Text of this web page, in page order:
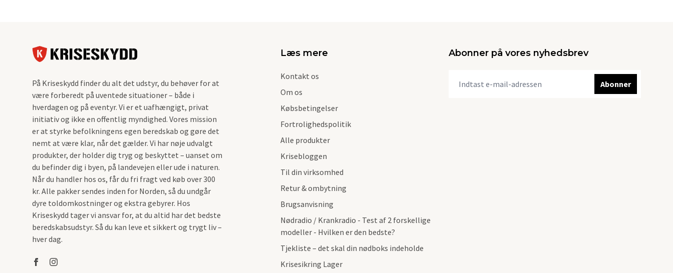
På Kriseskydd finder du alt det udstyr, du behøver for at
være forberedt på uventede situationer – både i
hverdagen og på eventyr. Vi er et uafhængigt, privat
initiativ og ikke en offentlig myndighed. Vores mission
er at styrke befolkningens egen beredskab og gøre det
nemt at være klar, når det gælder. Vi har nøje udvalgt
produkter, der holder dig tryg og beskyttet – uanset om
du befinder dig i byen, på landevejen eller ude i naturen.
Når du handler hos os, får du fri fragt ved køb over 300
kr. Alle pakker sendes inden for Norden, så du undgår
dyre toldomkostninger og ekstra gebyrer. Hos
Kriseskydd tager vi ansvar for, at du altid har det bedste
beredskabsudstyr. Så du kan leve et sikkert og trygt liv –
hver dag.
Læs mere
Kontakt os
Om os
Købsbetingelser
Fortrolighedspolitik
Alle produkter
Krisebloggen
Til din virksomhed
Retur & ombytning
Brugsanvisning
Nødradio / Krankradio - Test af 2 forskellige
modeller - Hvilken er den bedste?
Tjekliste – det skal din nødboks indeholde
Krisesikring Lager
Abonner på vores nyhedsbrev
Abonner